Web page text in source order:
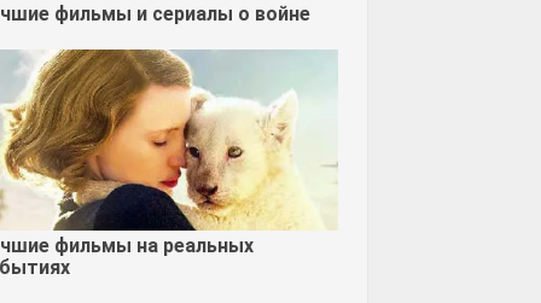
фильмы и сериалы о войне
фильмы на реальных